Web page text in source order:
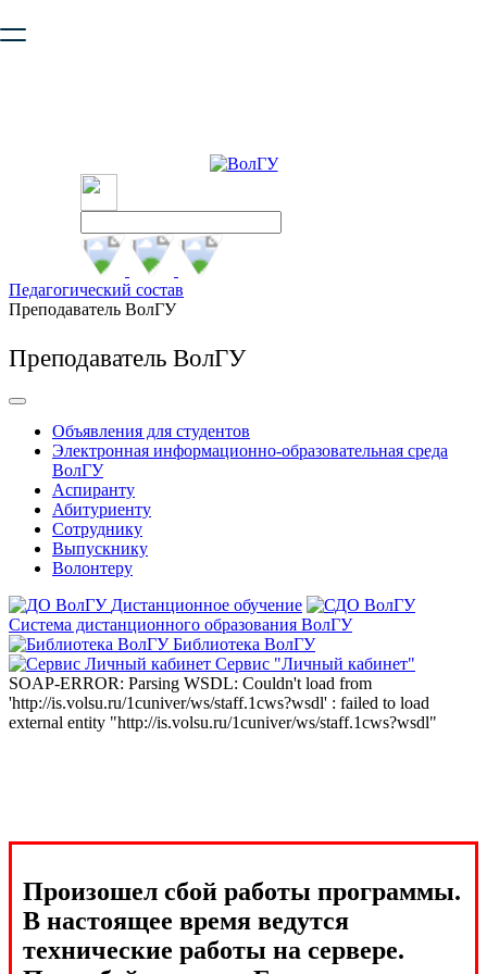
безопасную работу с сайтом. Пожалуйста
Педагогический состав
Преподаватель ВолГУ
Преподаватель ВолГУ
Объявления для студентов
Электронная информационно-образовательная среда
ВолГУ
Аспиранту
Абитуриенту
Сотруднику
Выпускнику
Волонтеру
Дистанционное обучение
Система дистанционного образования ВолГУ
Библиотека ВолГУ
Сервис "Личный кабинет"
SOAP-ERROR: Parsing WSDL: Couldn't load from
'http://is.volsu.ru/1cuniver/ws/staff.1cws?wsdl' : failed to load
external entity "http://is.volsu.ru/1cuniver/ws/staff.1cws?wsdl"
Произошел сбой работы программы.
В настоящее время ведутся
технические работы на сервере.